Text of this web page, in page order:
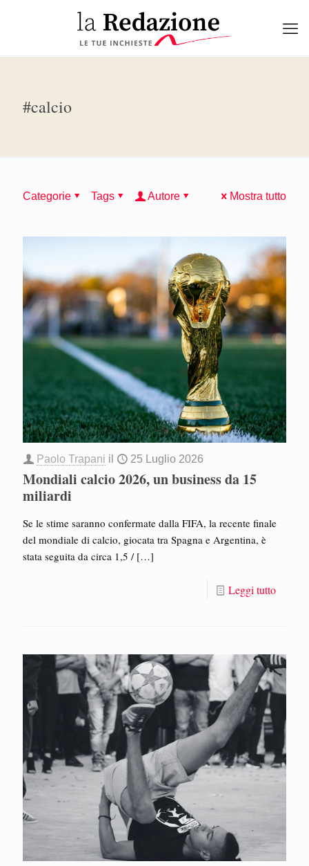
#calcio
Categorie Tags Autore Mostra tutto
Paolo Trapani il 25 Luglio 2026
Mondiali calcio 2026, un business da 15
miliardi
Se le stime saranno confermate dalla FIFA, la recente finale
del mondiale di calcio, giocata tra Spagna e Argentina, è
stata seguita da circa 1,5 /[…]
Leggi tutto